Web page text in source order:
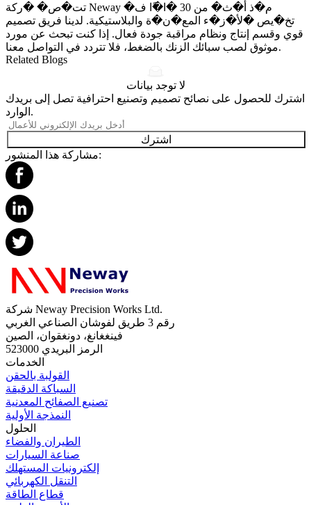
تت�ص� �ركة Neway م�ذ أ�ث� من 30 �ا�ًا ف�
تخ�يص �لأ�ز�ء المع�ن�ة والبلاستيكية. لدينا فريق تصميم
قوي وقسم إنتاج ونظام مراقبة جودة فعال. إذا كنت تبحث عن مورد
موثوق لصب سبائك الزنك بالضغط، فلا تتردد في التواصل معنا
.
Related Blogs
لا توجد بيانات
اشترك للحصول على نصائح تصميم وتصنيع احترافية تصل إلى بريدك
الوارد.
اشترك
مشاركة هذا المنشور:
شركة Neway Precision Works Ltd.
رقم 3 طريق لفوشان الصناعي الغربي
فينغغانغ، دونغقوان، الصين
الرمز البريدي 523000
الخدمات
القولبة بالحقن
السباكة الدقيقة
تصنيع الصفائح المعدنية
النمذجة الأولية
الحلول
الطيران والفضاء
صناعة السيارات
إلكترونيات المستهلك
التنقل الكهربائي
قطاع الطاقة